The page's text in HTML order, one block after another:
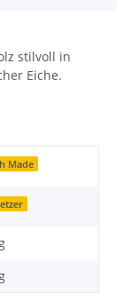
stilvoll in
Eiche.
Made